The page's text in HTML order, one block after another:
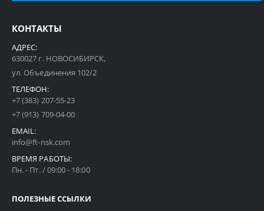
КОНТАКТЫ
АДРЕС:
630027 г. НОВОСИБИРСК,
ул. Объединения 102/2
ТЕЛЕФОН:
+7 (383) 207-55-23
+7 (913) 709-04-00
EMAIL:
info@ft-nsk.com
ВРЕМЯ РАБОТЫ:
Пн. - Пт. / 09:00 - 18:00
ПОЛЕЗНЫЕ ССЫЛКИ